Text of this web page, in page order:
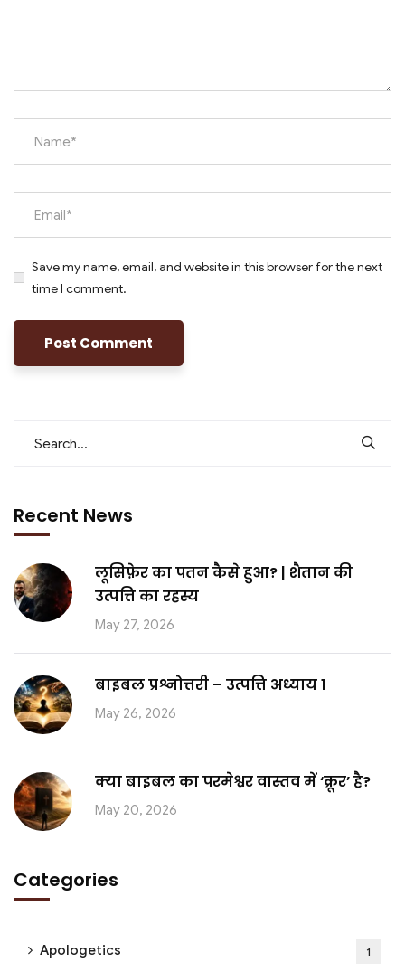
Save my name, email, and website in this browser for the next
time I comment.
Recent News
लूसिफ़ेर का पतन कैसे हुआ? | शैतान की
उत्पत्ति का रहस्य
May 27, 2026
बाइबल प्रश्नोत्तरी – उत्पत्ति अध्याय 1
May 26, 2026
क्या बाइबल का परमेश्वर वास्तव में ‘क्रूर’ है?
May 20, 2026
Categories
Apologetics 1